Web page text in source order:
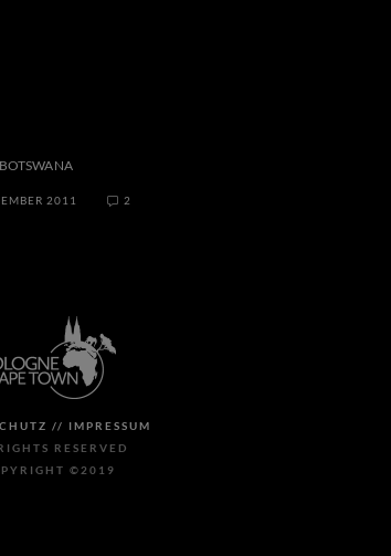
BOTSWANA
2011 2
// IMPRESSUM
RESERVED
©2019